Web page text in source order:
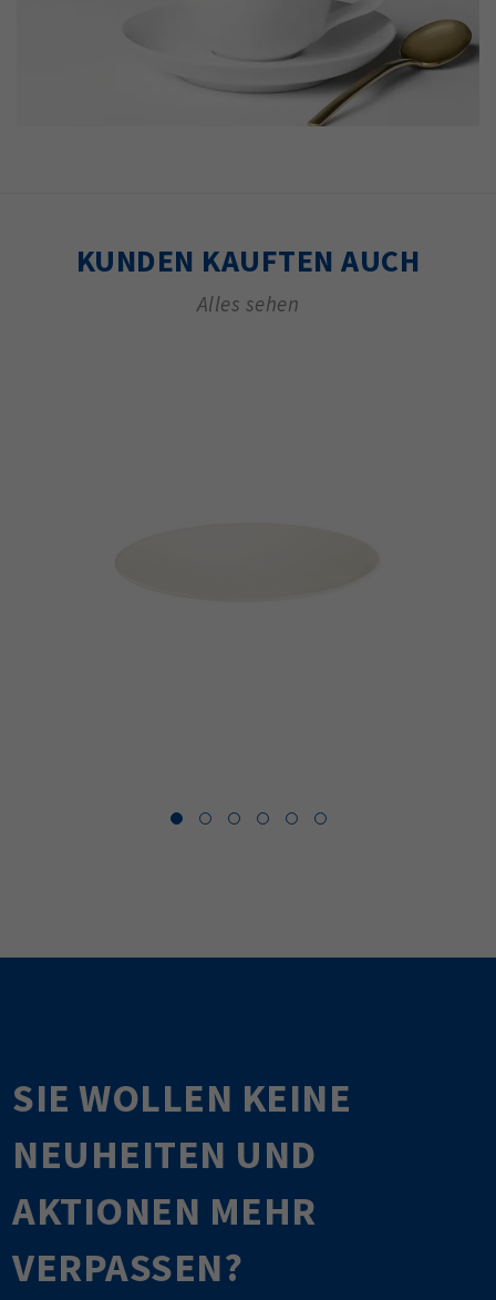
KUNDEN KAUFTEN AUCH
Alles sehen
SIE WOLLEN KEINE
NEUHEITEN UND
AKTIONEN MEHR
VERPASSEN?